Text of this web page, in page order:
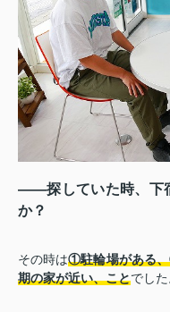
――探していた時、下
か？
その時は①駐輪場がある
期の家が近い、ことでした